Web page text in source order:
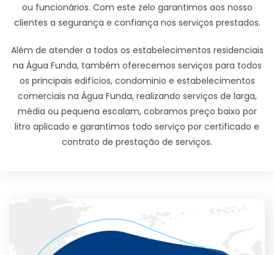
ou funcionários. Com este zelo garantimos aos nosso
clientes a segurança e confiança nos serviços prestados.
Além de atender a todos os estabelecimentos residenciais
na Água Funda, também oferecemos serviços para todos
os principais edifícios, condominio e estabelecimentos
comerciais na Água Funda, realizando serviços de larga,
média ou pequena escalam, cobramos preço baixo por
litro aplicado e garantimos todo serviço por certificado e
contrato de prestação de serviços.